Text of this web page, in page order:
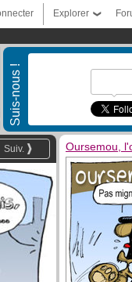
Explorer
Suis-nous !
Suiv. Oursemou,